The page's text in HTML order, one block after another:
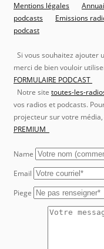
Mentions légales
podcasts
Emissions
podcast
Si vous souhaitez ajouter
merci de bien vouloir
FORMULAIRE PODCAST
Notre site toutes-les-
vos radios et podcasts.
projecteur sur votre
PREMIUM
Name
Email
Piege